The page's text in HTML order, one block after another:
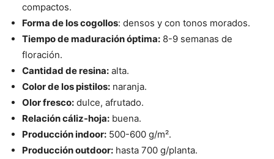
compactos.
Forma de los cogollos: densos y con tonos morados.
Tiempo de maduración óptima: 8-9 semanas de
floración.
Cantidad de resina: alta.
Color de los pistilos: naranja.
Olor fresco: dulce, afrutado.
Relación cáliz-hoja: buena.
Producción indoor: 500-600 g/m².
Producción outdoor: hasta 700 g/planta.